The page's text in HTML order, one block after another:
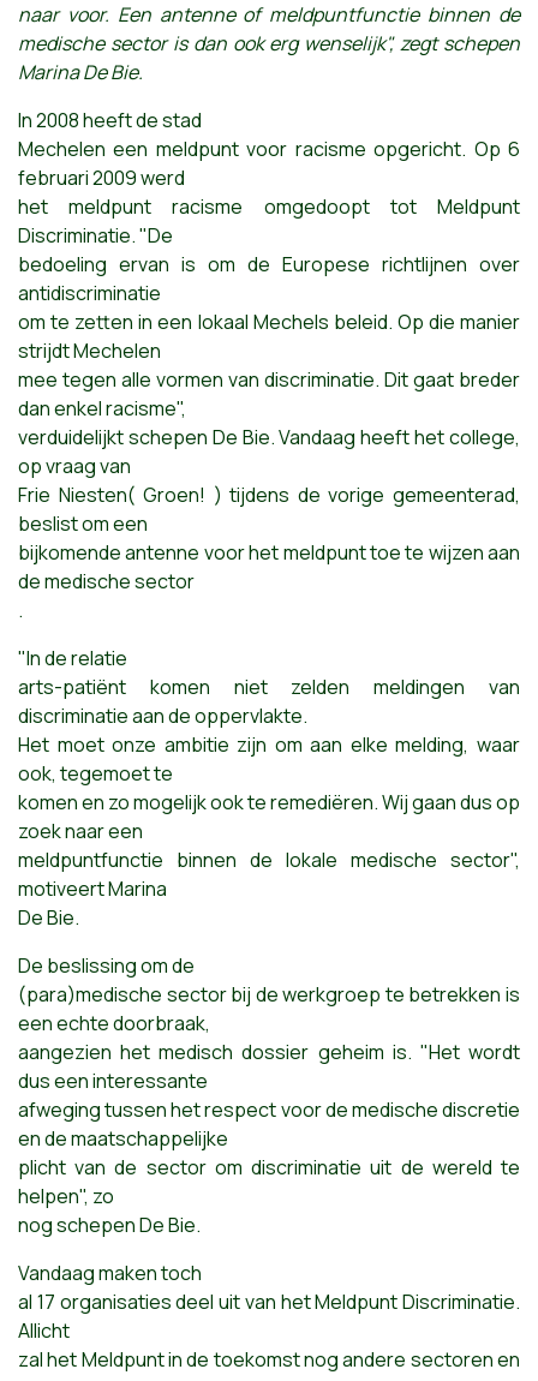
naar voor. Een antenne of meldpuntfunctie binnen de
medische sector is dan ook erg wenselijk", zegt schepen
Marina De Bie.
In 2008 heeft de stad
Mechelen een meldpunt voor racisme opgericht. Op 6
februari 2009 werd
het meldpunt racisme omgedoopt tot Meldpunt
Discriminatie. "De
bedoeling ervan is om de Europese richtlijnen over
antidiscriminatie
om te zetten in een lokaal Mechels beleid. Op die manier
strijdt Mechelen
mee tegen alle vormen van discriminatie. Dit gaat breder
dan enkel racisme",
verduidelijkt schepen De Bie. Vandaag heeft het college,
op vraag van
Frie Niesten( Groen! ) tijdens de vorige gemeenterad,
beslist om een
bijkomende antenne voor het meldpunt toe te wijzen aan
de medische sector
.
"In de relatie
arts-patiënt komen niet zelden meldingen van
discriminatie aan de oppervlakte.
Het moet onze ambitie zijn om aan elke melding, waar
ook, tegemoet te
komen en zo mogelijk ook te remediëren. Wij gaan dus op
zoek naar een
meldpuntfunctie binnen de lokale medische sector",
motiveert Marina
De Bie.
De beslissing om de
(para)medische sector bij de werkgroep te betrekken is
een echte doorbraak,
aangezien het medisch dossier geheim is. "Het wordt
dus een interessante
afweging tussen het respect voor de medische discretie
en de maatschappelijke
plicht van de sector om discriminatie uit de wereld te
helpen", zo
nog schepen De Bie.
Vandaag maken toch
al 17 organisaties deel uit van het Meldpunt Discriminatie.
Allicht
zal het Meldpunt in de toekomst nog andere sectoren en